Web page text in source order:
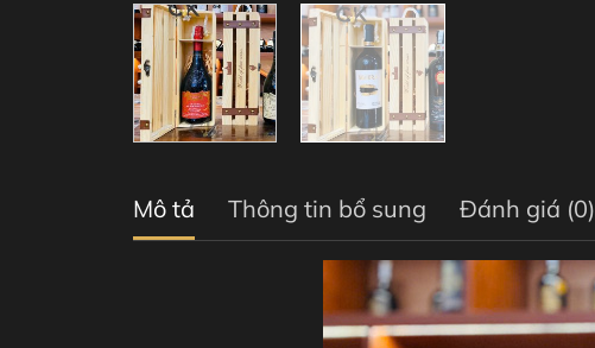
Mô tả Thông tin bổ sung Đánh giá (0)